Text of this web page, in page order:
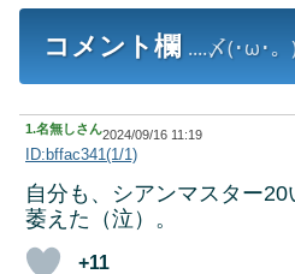
コメント欄 ....〆(･ω･。
1.名無しさん2024/09/16 11:19
ID:bffac341(1/1)
自分も、シアンマスター
萎えた（泣）。
+11